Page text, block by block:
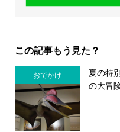
この記事もう見た？
おでかけ
夏の特
の大冒